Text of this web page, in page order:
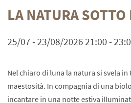
LA NATURA
25/07 - 23/08/2026 21:00 -
Nel chiaro di luna la natura si svela
maestosità. In compagnia di una
incantare in una notte estiva